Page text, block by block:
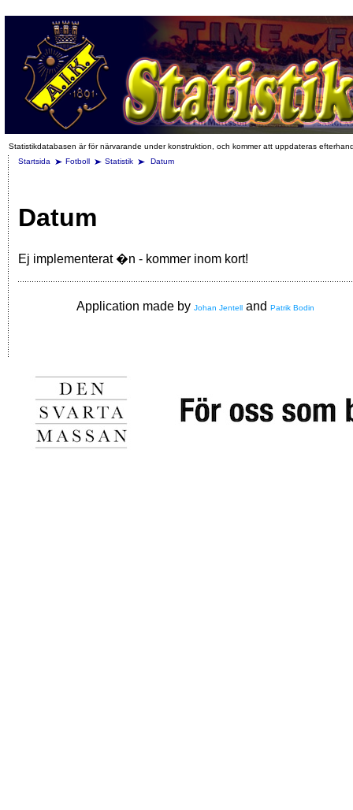
Statistikdatabasen är för närvarande under konstruktion, och kommer att uppdateras
Startsida
Fotboll Statistik Datum
Datum
Ej implementerat �n - kommer inom kort!
Application made by Johan Jentell and Patrik Bodin